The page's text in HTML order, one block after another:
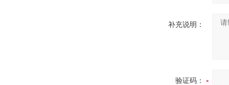
补充说明：
验证码：